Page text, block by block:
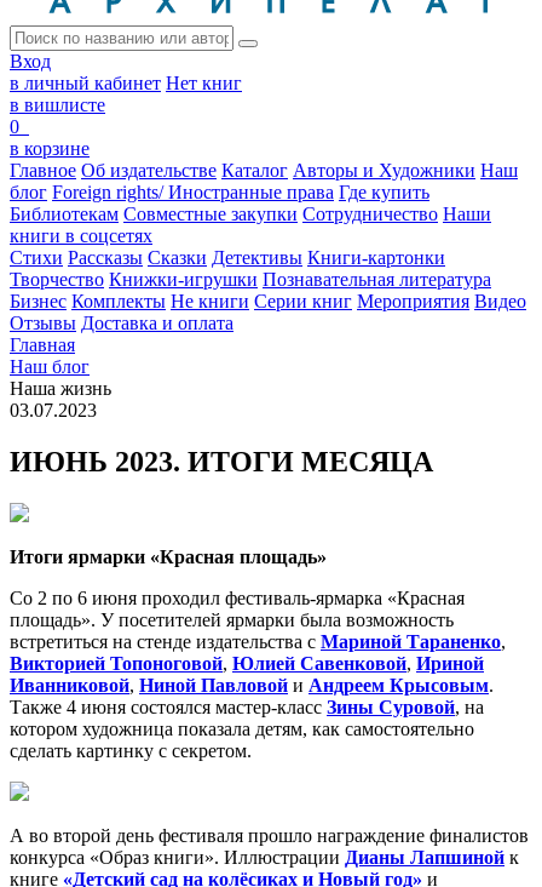
Вход
в личный кабинет Нет книг
в вишлисте
0
в корзине
Главное Об издательстве Каталог Авторы и Художники Наш
блог Foreign rights/ Иностранные права Где купить
Библиотекам Совместные закупки Сотрудничество Наши
книги в соцсетях
Стихи Рассказы Сказки Детективы Книги-картонки
Творчество Книжки-игрушки Познавательная литература
Бизнес Комплекты Не книги Серии книг Мероприятия Видео
Отзывы Доставка и оплата
Главная
Наш блог
Наша жизнь
03.07.2023
ИЮНЬ 2023. ИТОГИ МЕСЯЦА
Итоги ярмарки «Красная площадь»
Со 2 по 6 июня проходил фестиваль-ярмарка «Красная
площадь». У посетителей ярмарки была возможность
встретиться на стенде издательства с Мариной Тараненко,
Викторией Топоноговой, Юлией Савенковой, Ириной
Иванниковой, Ниной Павловой и Андреем Крысовым.
Также 4 июня состоялся мастер-класс Зины Суровой, на
котором художница показала детям, как самостоятельно
сделать картинку с секретом.
А во второй день фестиваля прошло награждение финалистов
конкурса «Образ книги». Иллюстрации Дианы Лапшиной к
книге «Детский сад на колёсиках и Новый год» и